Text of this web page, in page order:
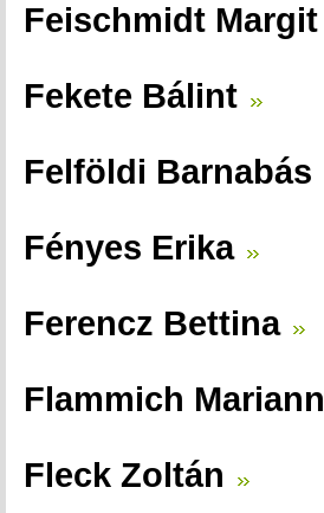
Feischmidt Margit
Fekete Bálint
Felföldi Barnabás
Fényes Erika
Ferencz Bettina
Flammich Mariann
Fleck Zoltán